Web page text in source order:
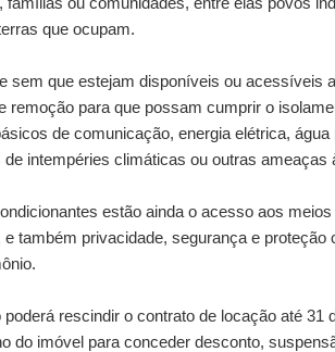
que ocupam.
sem que estejam disponíveis ou acessíveis
remoção para que possam cumprir o
de comunicação, energia elétrica,
de intempéries climáticas ou outras ameaças
estão ainda o acesso aos
e também privacidade, segurança e
poderá rescindir o contrato de locação até
do imóvel para conceder desconto,